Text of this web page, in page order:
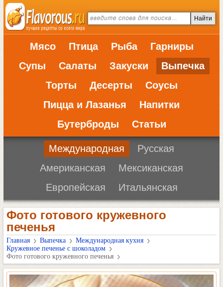
Мясо Птица Рыба
Гарниры
Супы
Салаты Закуски
Выпечка
Торты
Десерты
Соусы
Пицца и Лазанья
Напитки
Бутерброды
Статьи
Международная
Русская
Американская
Мексиканская
Европейская
Итальянская
Фото готового кружевного
печенья
Главная Выпечка
Международная кухня
Кружевное печенье с шоколадом
Фото готового кружевного печенья